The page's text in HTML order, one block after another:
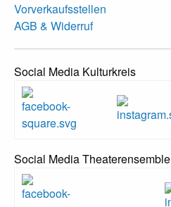
Vorverkaufsstellen
AGB & Widerruf
Social Media Kulturkreis
Social Media Theaterensemble